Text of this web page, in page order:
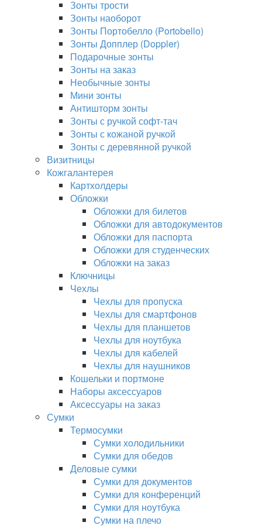
Зонты трости
Зонты наоборот
Зонты Портобелло (Portobello)
Зонты Допплер (Doppler)
Подарочные зонты
Зонты на заказ
Необычные зонты
Мини зонты
Антишторм зонты
Зонты с ручкой софт-тач
Зонты с кожаной ручкой
Зонты с деревянной ручкой
Визитницы
Кожгалантерея
Картхолдеры
Обложки
Обложки для билетов
Обложки для автодокументов
Обложки для паспорта
Обложки для студенческих
Обложки на заказ
Ключницы
Чехлы
Чехлы для пропуска
Чехлы для смартфонов
Чехлы для планшетов
Чехлы для ноутбука
Чехлы для кабелей
Чехлы для наушников
Кошельки и портмоне
Наборы аксессуаров
Аксессуары на заказ
Сумки
Термосумки
Сумки холодильники
Сумки для обедов
Деловые сумки
Сумки для документов
Сумки для конференций
Сумки для ноутбука
Сумки на плечо